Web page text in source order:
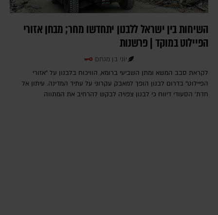
השיחות בין ישראל ללבנון יתחדשו מחר; מבחן אזורי
הפיילוט במוקד | פרשנות
יוני בן מנחם
לקראת סבב המשא ומתן השביעי ברומא, הוויכוח בלבנון על "אזורי
הפיילוט" בדרום לבנון הופך למאבק עקרוני על עתיד המדינה. עיתון אל
חדת' הסעודי דיווח כי לבנון צפויה לבקש להרחיב את המתווה